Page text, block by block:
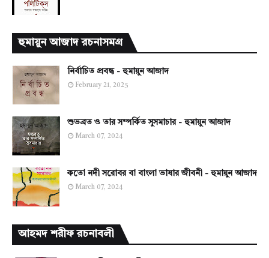
হুমায়ুন আজাদ রচনাসমগ্র
নির্বাচিত প্রবন্ধ - হুমায়ুন আজাদ
February 21, 2025
শুভব্রত ও তার সম্পর্কিত সুসমাচার - হুমায়ুন আজাদ
March 07, 2024
কতো নদী সরোবর বা বাংলা ভাষার জীবনী - হুমায়ুন আজাদ
March 07, 2024
আহমদ শরীফ রচনাবলী